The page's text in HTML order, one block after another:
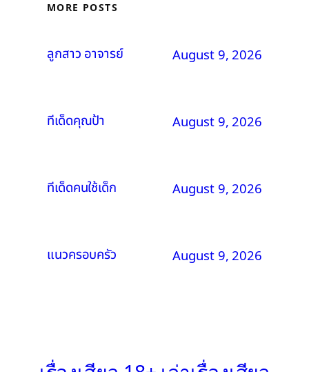
MORE POSTS
ลูกสาว อาจารย์ August 9, 2026
ทีเด็ดคุณป้า August 9, 2026
ทีเด็ดคนใช้เด็ก August 9, 2026
แนวครอบครัว August 9, 2026